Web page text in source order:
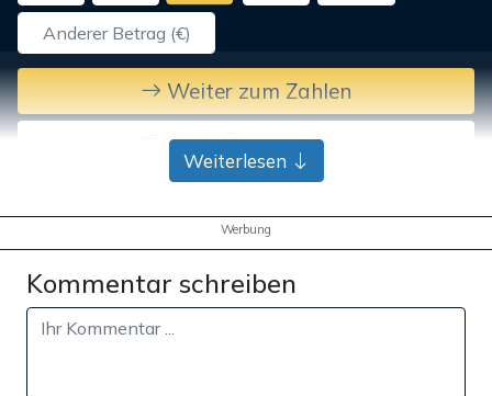
Weiter zum Zahlen
Bank-Überweisung
Weiterlesen
Werbung
Kommentar schreiben